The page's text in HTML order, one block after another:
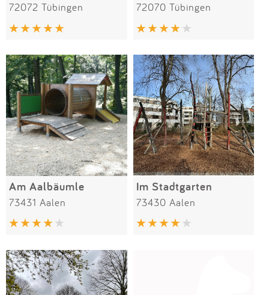
72072 Tübingen 72070 Tübingen
Am Aalbäumle
73431 Aalen
Im Stadtgarten
73430 Aalen